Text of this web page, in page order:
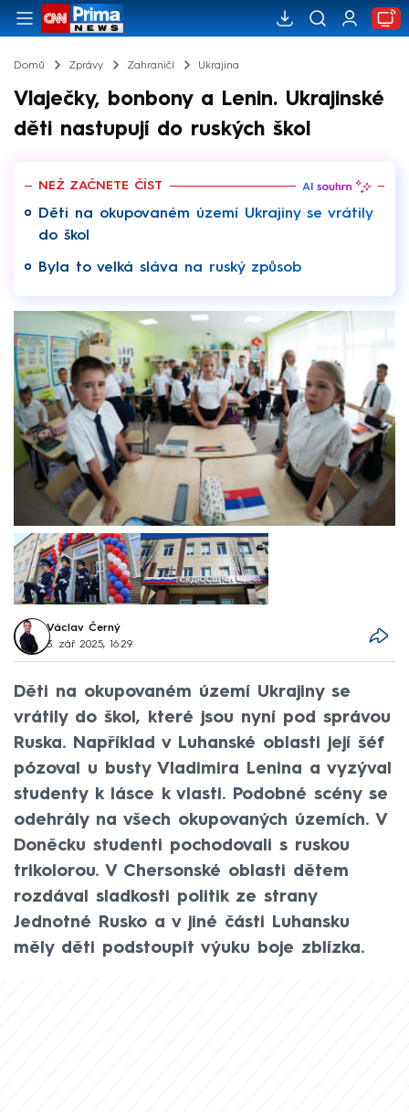
Domů Zprávy Zahraničí Ukrajina
Vlaječky, bonbony a Lenin. Ukrajinské
děti nastupují do ruských škol
NEŽ ZAČNETE ČÍST
Děti na okupovaném území Ukrajiny se vrátily
do škol
Byla to velká sláva na ruský způsob
Václav Černý
3. zář 2025, 16:29
Děti na okupovaném území Ukrajiny se
vrátily do škol, které jsou nyní pod správou
Ruska. Například v Luhanské oblasti její šéf
pózoval u busty Vladimira Lenina a vyzýval
studenty k lásce k vlasti. Podobné scény se
odehrály na všech okupovaných územích. V
Doněcku studenti pochodovali s ruskou
trikolorou. V Chersonské oblasti dětem
rozdával sladkosti politik ze strany
Jednotné Rusko a v jiné části Luhansku
měly děti podstoupit výuku boje zblízka.